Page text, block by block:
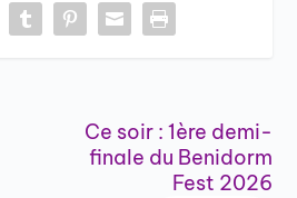
Ce soir : 1ère demi-
finale du Benidorm
Fest 2026